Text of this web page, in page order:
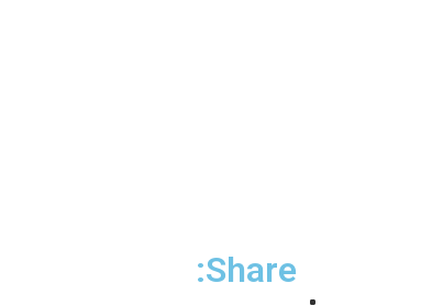
Share: